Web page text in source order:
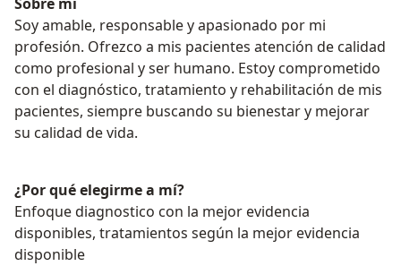
Sobre mí
Soy amable, responsable y apasionado por mi
profesión. Ofrezco a mis pacientes atención de calidad
como profesional y ser humano. Estoy comprometido
con el diagnóstico, tratamiento y rehabilitación de mis
pacientes, siempre buscando su bienestar y mejorar
su calidad de vida.
¿Por qué elegirme a mí?
Enfoque diagnostico con la mejor evidencia
disponibles, tratamientos según la mejor evidencia
disponible